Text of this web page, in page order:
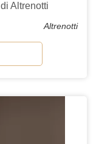
Altrenotti
Altrenotti